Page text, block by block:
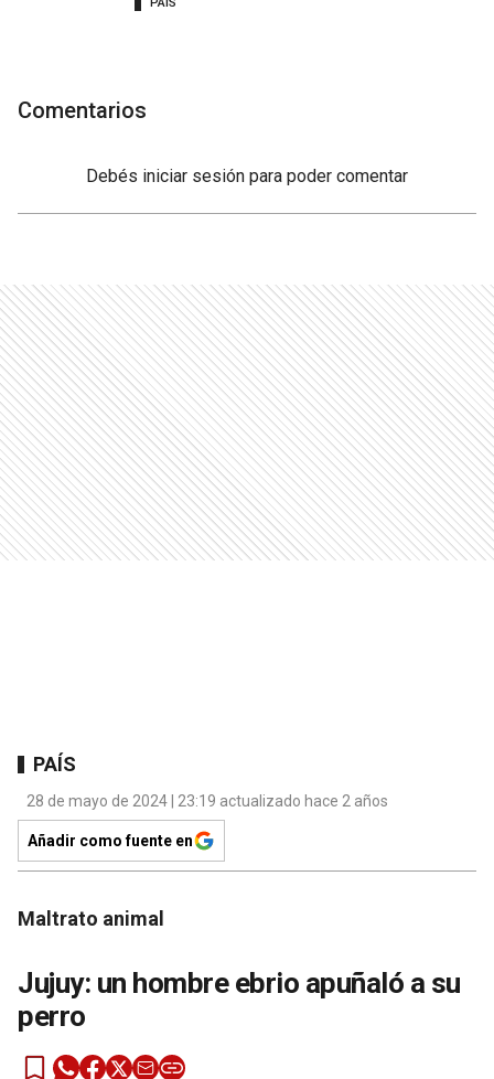
Comentarios
Debés iniciar sesión para poder comentar
PAÍS
28 de mayo de 2024 | 23:19 actualizado hace 2 años
Añadir como fuente en
Maltrato animal
Jujuy: un hombre ebrio apuñaló a su
perro